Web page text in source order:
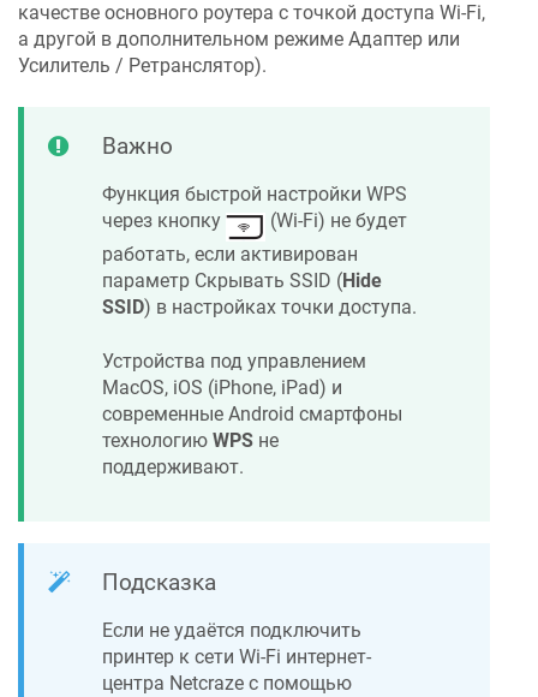
качестве основного роутера с точкой доступа Wi-Fi,
а другой в дополнительном режиме Адаптер или
Усилитель / Ретранслятор).
Важно
Функция быстрой настройки WPS
через кнопку
(Wi-Fi) не будет
работать, если активирован
параметр Скрывать SSID (Hide
SSID) в настройках точки доступа.
Устройства под управлением
MacOS, iOS (iPhone, iPad) и
современные Android смартфоны
технологию WPS не
поддерживают.
Подсказка
Если не удаётся подключить
принтер к сети Wi-Fi интернет-
центра Netcraze с помощью